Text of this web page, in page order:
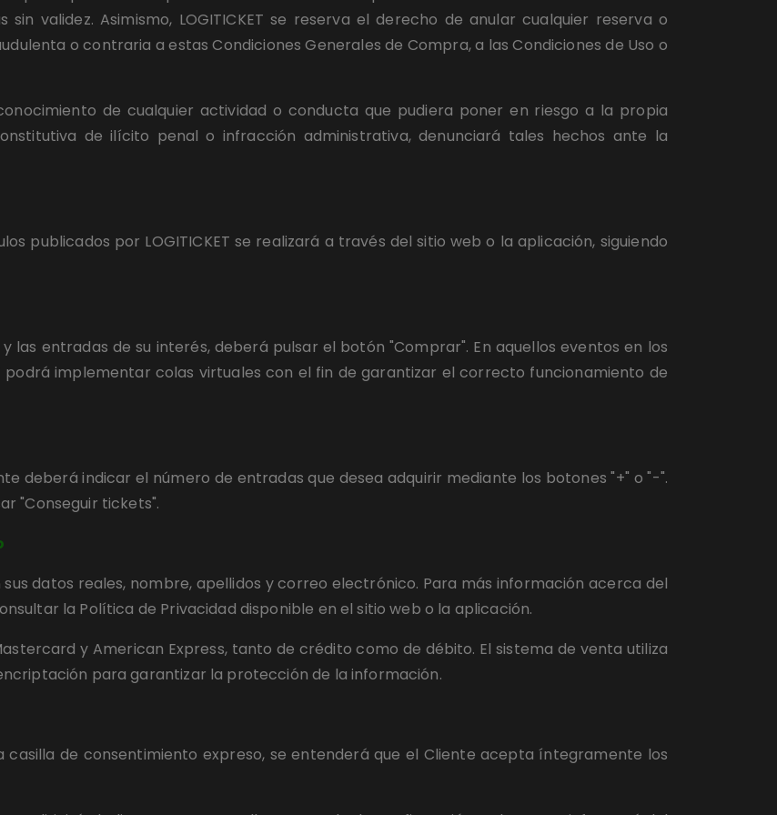
validez. Asimismo, LOGITICKET se reserva el derecho de anular cualquier reserva o
o contraria a estas Condiciones Generales de Compra, a las Condiciones de Uso o
de cualquier actividad o conducta que pudiera poner en riesgo a la propia
de ilícito penal o infracción administrativa, denunciará tales hechos ante la
publicados por LOGITICKET se realizará a través del sitio web o la aplicación, siguiendo
las entradas de su interés, deberá pulsar el botón "Comprar". En aquellos eventos en los
podrá implementar colas virtuales con el fin de garantizar el correcto funcionamiento de
deberá indicar el número de entradas que desea adquirir mediante los botones "+" o "-".
"Conseguir tickets".
datos reales, nombre, apellidos y correo electrónico. Para más información acerca del
la Política de Privacidad disponible en el sitio web o la aplicación.
y American Express, tanto de crédito como de débito. El sistema de venta utiliza
para garantizar la protección de la información.
de consentimiento expreso, se entenderá que el Cliente acepta íntegramente los